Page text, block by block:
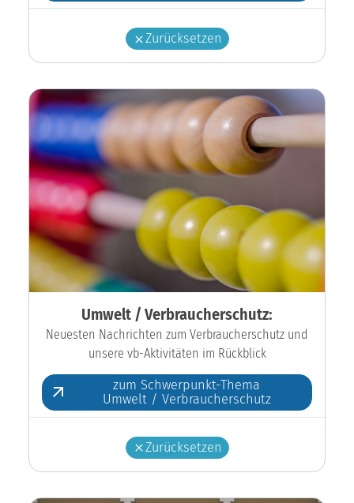
Zurücksetzen
Umwelt / Verbraucherschutz:
Neuesten Nachrichten zum Verbraucherschutz und
unsere vb-Aktivitäten im Rückblick
zum Schwerpunkt-Thema
Umwelt / Verbraucherschutz
Zurücksetzen